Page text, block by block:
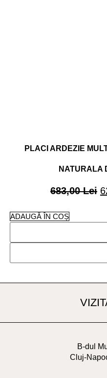
PLACI ARDEZIE
NATURALA
683,00Lei
ADAUGĂ ÎN COȘ
B-dul
Cluj-